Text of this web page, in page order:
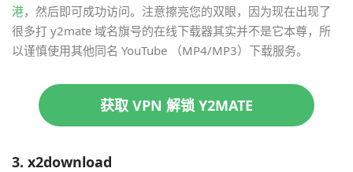
港，然后即可成功访问。注意擦亮您的双眼，因为现在出现了
很多打 y2mate 域名旗号的在线下载器其实并不是它本尊，所
以谨慎使用其他同名 YouTube （MP4/MP3）下载服务。
获取 VPN 解锁 Y2MATE
3. x2download